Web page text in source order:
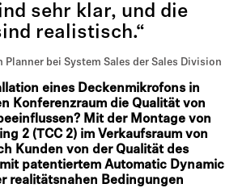
sehr klar, und die
realistisch.“
Planner bei System Sales der Sales Division
eines Deckenmikrofons in
Konferenzraum die Qualität von
Mit der Montage von
2 (TCC 2) im Verkaufsraum von
Kunden von der Qualität des
patentiertem Automatic Dynamic
realitätsnahen Bedingungen